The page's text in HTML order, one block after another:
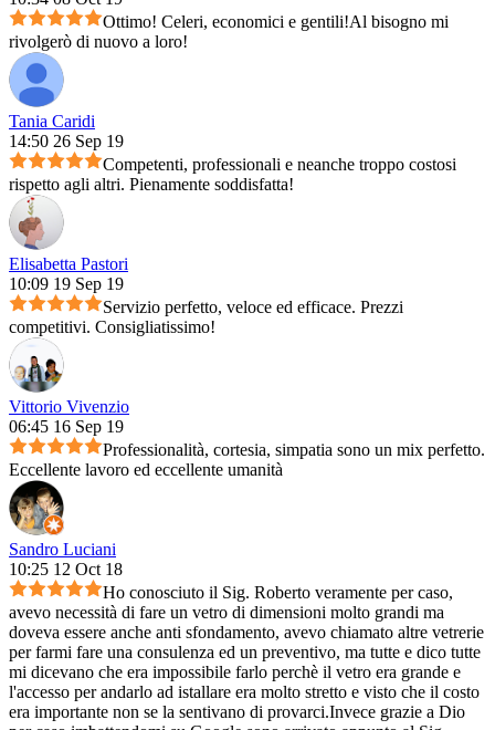
Ottimo! Celeri, economici e gentili!Al bisogno mi
rivolgerò di nuovo a loro!
Tania Caridi
14:50 26 Sep 19
Competenti, professionali e neanche troppo costosi
rispetto agli altri. Pienamente soddisfatta!
Elisabetta Pastori
10:09 19 Sep 19
Servizio perfetto, veloce ed efficace. Prezzi
competitivi. Consigliatissimo!
Vittorio Vivenzio
06:45 16 Sep 19
Professionalità, cortesia, simpatia sono un mix perfetto.
Eccellente lavoro ed eccellente umanità
Sandro Luciani
10:25 12 Oct 18
Ho conosciuto il Sig. Roberto veramente per caso,
avevo necessità di fare un vetro di dimensioni molto grandi ma
doveva essere anche anti sfondamento, avevo chiamato altre vetrerie
per farmi fare una consulenza ed un preventivo, ma tutte e dico tutte
mi dicevano che era impossibile farlo perchè il vetro era grande e
l'accesso per andarlo ad istallare era molto stretto e visto che il costo
era importante non se la sentivano di provarci.Invece grazie a Dio